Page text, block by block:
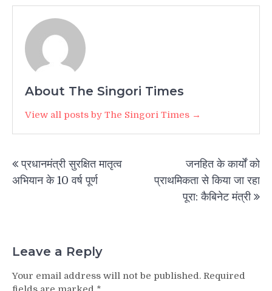
About The Singori Times
View all posts by The Singori Times →
navigation
प्रधानमंत्री सुरक्षित मातृत्व
अभियान के 10 वर्ष पूर्ण
जनहित के कार्यों को
प्राथमिकता से किया जा रहा
पूरा: कैबिनेट मंत्री
Leave a Reply
Your email address will not be published. Required